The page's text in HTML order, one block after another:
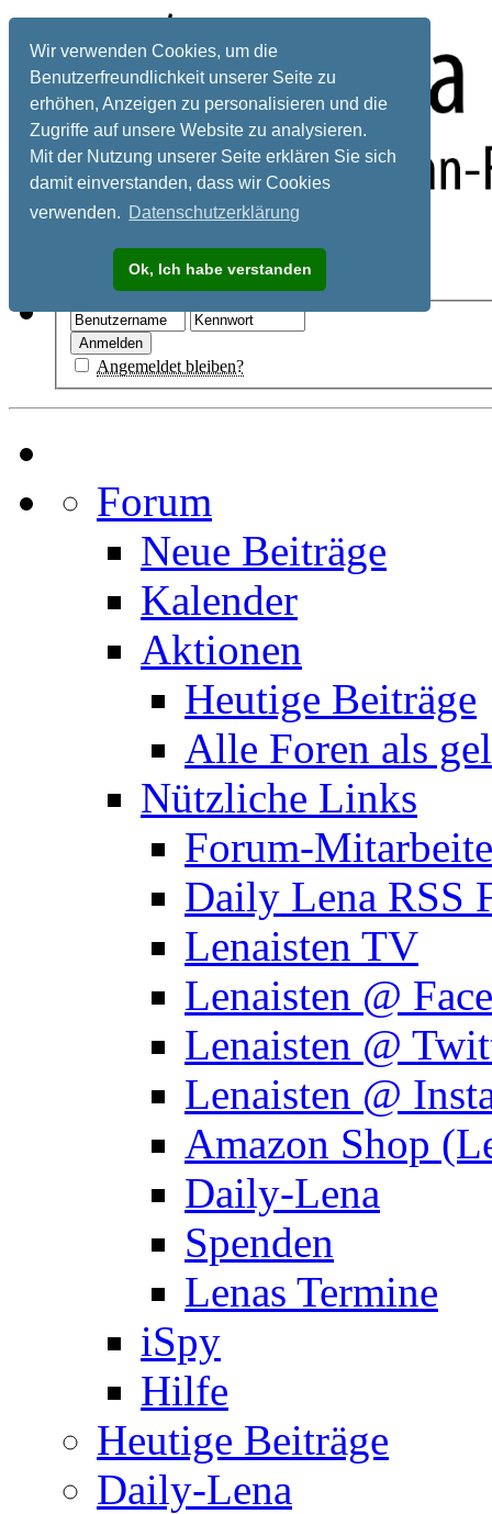
Wir verwenden Cookies, um die
Benutzerfreundlichkeit unserer Seite zu
erhöhen, Anzeigen zu personalisieren und die
Zugriffe auf unsere Website zu analysieren.
Mit der Nutzung unserer Seite erklären Sie sich
damit einverstanden, dass wir Cookies
verwenden. Datenschutzerklärung
Ok, Ich habe verstanden
Registrieren
Angemeldet bleiben?
Forum
Neue Beiträge
Kalender
Aktionen
Heutige Beiträge
Alle Foren als
Nützliche Links
Forum-
Daily Lena RSS
Lenaisten TV
Lenaisten @
Lenaisten @
Lenaisten @
Amazon Shop
Daily-Lena
Spenden
Lenas Termine
iSpy
Hilfe
Heutige Beiträge
Daily-Lena